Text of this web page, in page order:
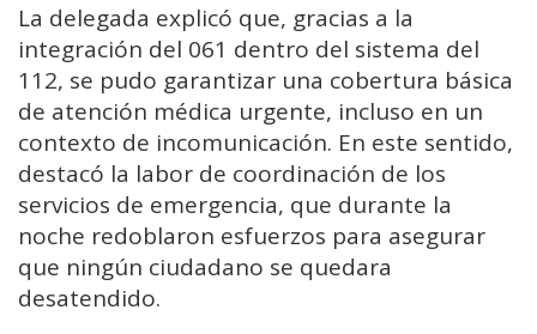
La delegada explicó que, gracias a la
integración del 061 dentro del sistema del
112, se pudo garantizar una cobertura básica
de atención médica urgente, incluso en un
contexto de incomunicación. En este sentido,
destacó la labor de coordinación de los
servicios de emergencia, que durante la
noche redoblaron esfuerzos para asegurar
que ningún ciudadano se quedara
desatendido.